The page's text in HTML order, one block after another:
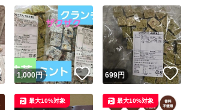
いいね！
1,000円 いいね！
699円 いいね！
最大10%対象 最大10%対象